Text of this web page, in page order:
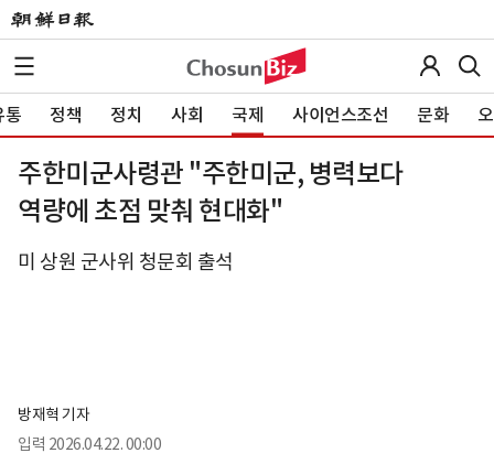
통 정책 정치 사회 국제 사이언스조선 문화
주한미군사령관 "주한미군, 병력보다
역량에 초점 맞춰 현대화"
미 상원 군사위 청문회 출석
방재혁 기자
입력 2026.04.22. 00:00